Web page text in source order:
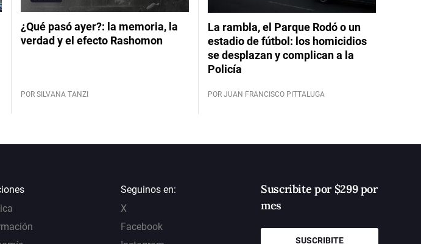
¿Qué pasó ayer?: la memoria, la
verdad y el efecto Rashomon
POR SILVANA TANZI
La rambla, el Parque Rodó o un
estadio de fútbol: los homicidios
se desplazan y complican a la
Policía
POR JUAN FRANCISCO PITTALUGA
Seguinos en:
X
Facebook
Suscribite por $299 por
mes
SUSCRIBITE